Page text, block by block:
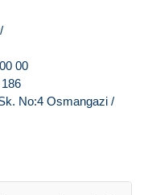
00
No:4 Osmangazi /